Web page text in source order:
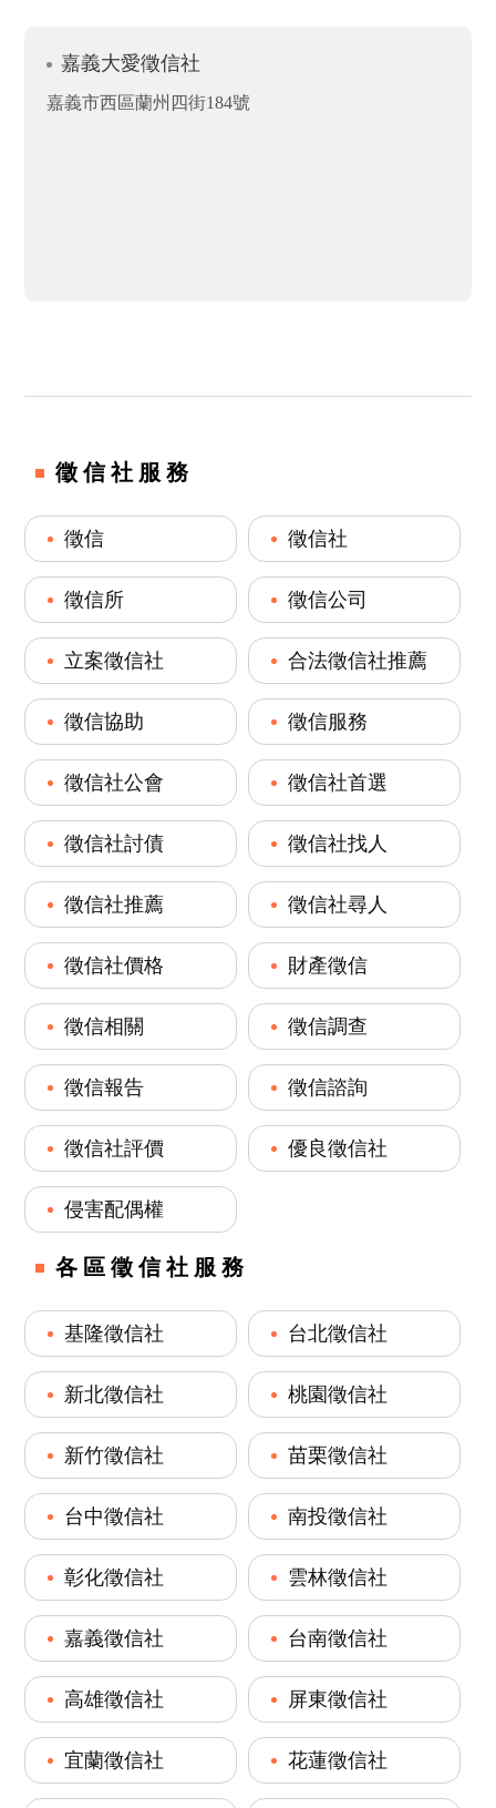
嘉義大愛徵信社
嘉義市西區蘭州四街184號
徵信社服務
徵信 徵信社
徵信所 徵信公司
立案徵信社 合法徵信社推薦
徵信協助 徵信服務
徵信社公會 徵信社首選
徵信社討債 徵信社找人
徵信社推薦 徵信社尋人
徵信社價格 財產徵信
徵信相關 徵信調查
徵信報告 徵信諮詢
徵信社評價 優良徵信社
侵害配偶權
各區徵信社服務
基隆徵信社 台北徵信社
新北徵信社 桃園徵信社
新竹徵信社 苗栗徵信社
台中徵信社 南投徵信社
彰化徵信社 雲林徵信社
嘉義徵信社 台南徵信社
高雄徵信社 屏東徵信社
宜蘭徵信社 花蓮徵信社